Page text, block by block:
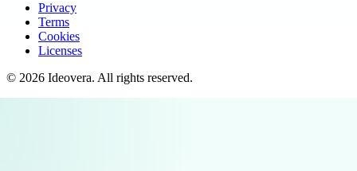
Privacy
Terms
Cookies
Licenses
© 2026 Ideovera. All rights reserved.